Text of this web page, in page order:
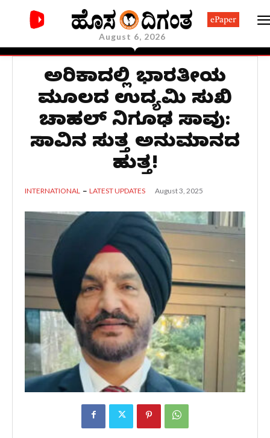
August 6, 2026
ePaper
ಅಮೆರಿಕಾದಲ್ಲಿ ಭಾರತೀಯ
ಮೂಲದ ಉದ್ಯಮಿ ಸುಖಿ
ಚಾಹಲ್ ನಿಗೂಢ ಸಾವು:
ಸಾವಿನ ಸುತ್ತ ಅನುಮಾನದ
ಹುತ್ತ!
INTERNATIONAL LATEST UPDATES August 3, 2025